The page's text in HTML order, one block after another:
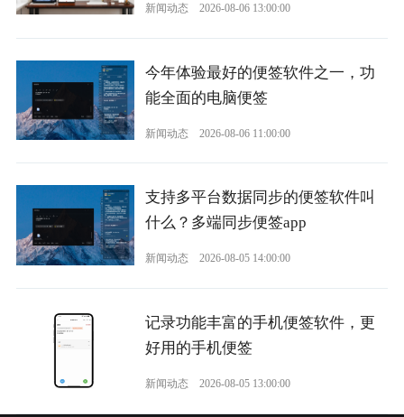
新闻动态 2026-08-06 13:00:00
今年体验最好的便签软件之一，功
能全面的电脑便签
新闻动态 2026-08-06 11:00:00
支持多平台数据同步的便签软件叫
什么？多端同步便签app
新闻动态 2026-08-05 14:00:00
记录功能丰富的手机便签软件，更
好用的手机便签
新闻动态 2026-08-05 13:00:00